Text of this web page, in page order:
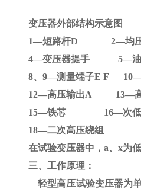
变压器外部结构示意图
1—短路杆D 2—
4—变压器提手 5—
8、 9—测量端子E F 10—
12—高压输出A 13—
15—铁芯 16—次
18—二次高压绕组
在试验变压器中， a、 x为
三、工作原理：
轻型高压试验变压器为